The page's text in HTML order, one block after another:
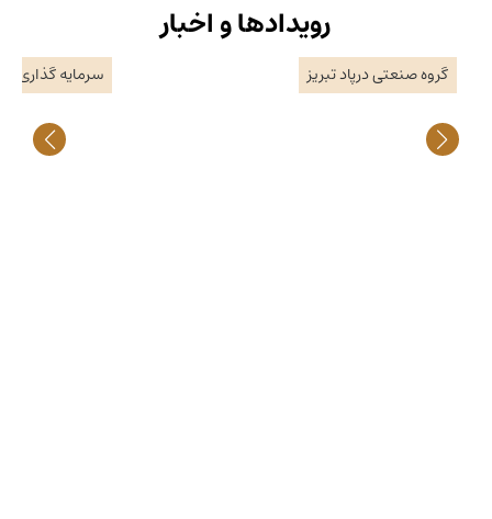
رویدادها و اخبار
گروه صنعتی درپاد تبریز سرمایه گذاری